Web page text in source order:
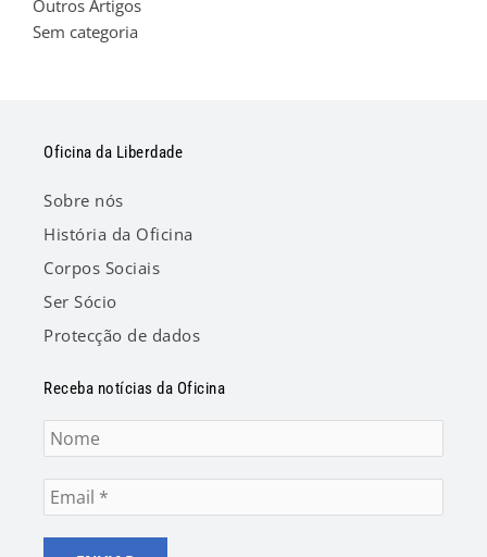
Outros Artigos
Sem categoria
Oficina da Liberdade
Sobre nós
História da Oficina
Corpos Sociais
Ser Sócio
Protecção de dados
Receba notícias da Oficina